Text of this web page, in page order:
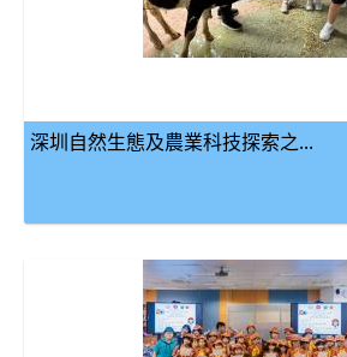
深圳自然生態及農業科技探索之...